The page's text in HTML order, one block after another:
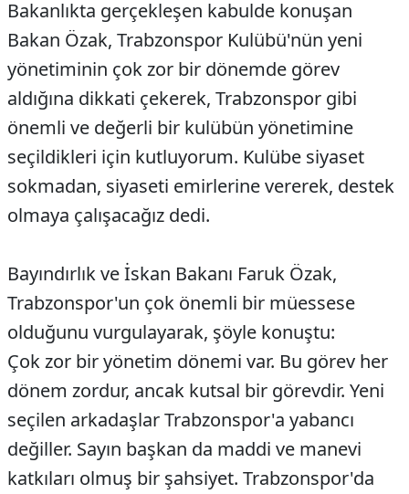
Bakanlıkta gerçekleşen kabulde konuşan
Bakan Özak, Trabzonspor Kulübü'nün yeni
yönetiminin çok zor bir dönemde görev
aldığına dikkati çekerek, Trabzonspor gibi
önemli ve değerli bir kulübün yönetimine
seçildikleri için kutluyorum. Kulübe siyaset
sokmadan, siyaseti emirlerine vererek, destek
olmaya çalışacağız dedi.
Bayındırlık ve İskan Bakanı Faruk Özak,
Trabzonspor'un çok önemli bir müessese
olduğunu vurgulayarak, şöyle konuştu:
Çok zor bir yönetim dönemi var. Bu görev her
dönem zordur, ancak kutsal bir görevdir. Yeni
seçilen arkadaşlar Trabzonspor'a yabancı
değiller. Sayın başkan da maddi ve manevi
katkıları olmuş bir şahsiyet. Trabzonspor'da